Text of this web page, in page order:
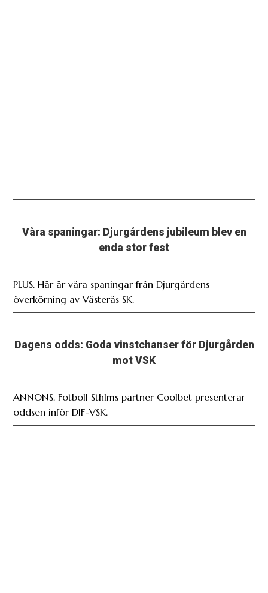
Våra spaningar: Djurgårdens jubileum blev en
enda stor fest
PLUS. Här är våra spaningar från Djurgårdens
överkörning av Västerås SK.
Dagens odds: Goda vinstchanser för Djurgården
mot VSK
ANNONS. Fotboll Sthlms partner Coolbet presenterar
oddsen inför DIF-VSK.